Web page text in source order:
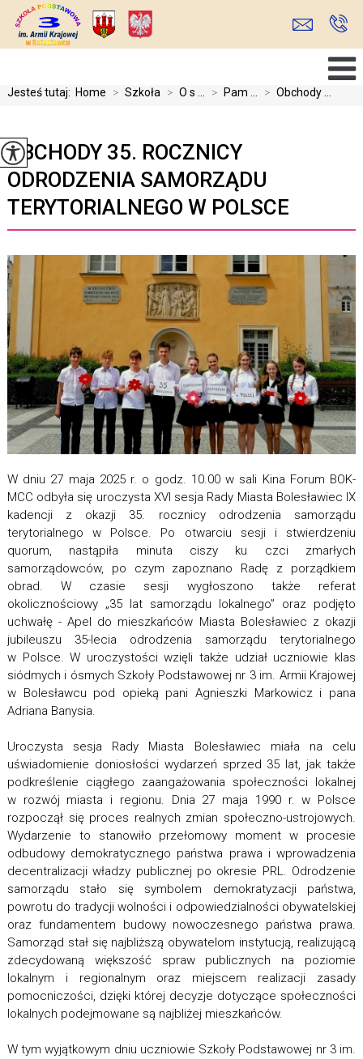
Jesteś tutaj: Home > Szkoła > O s ... > Pam ... > Obchody ...
OBCHODY 35. ROCZNICY
ODRODZENIA SAMORZĄDU
TERYTORIALNEGO W POLSCE
W dniu 27 maja 2025 r. o godz. 10.00 w sali Kina Forum BOK-
MCC odbyła się uroczysta XVI sesja Rady Miasta Bolesławiec IX
kadencji z okazji 35. rocznicy odrodzenia samorządu
terytorialnego w Polsce. Po otwarciu sesji i stwierdzeniu
quorum, nastąpiła minuta ciszy ku czci zmarłych
samorządowców, po czym zapoznano Radę z porządkiem
obrad. W czasie sesji wygłoszono także referat
okolicznościowy „35 lat samorządu lokalnego” oraz podjęto
uchwałę - Apel do mieszkańców Miasta Bolesławiec z okazji
jubileuszu 35-lecia odrodzenia samorządu terytorialnego
w Polsce. W uroczystości wzięli także udział uczniowie klas
siódmych i ósmych Szkoły Podstawowej nr 3 im. Armii Krajowej
w Bolesławcu pod opieką pani Agnieszki Markowicz i pana
Adriana Banysia.
Uroczysta sesja Rady Miasta Bolesławiec miała na celu
uświadomienie doniosłości wydarzeń sprzed 35 lat, jak także
podkreślenie ciągłego zaangażowania społeczności lokalnej
w rozwój miasta i regionu. Dnia 27 maja 1990 r. w Polsce
rozpoczął się proces realnych zmian społeczno-ustrojowych.
Wydarzenie to stanowiło przełomowy moment w procesie
odbudowy demokratycznego państwa prawa i wprowadzenia
decentralizacji władzy publicznej po okresie PRL. Odrodzenie
samorządu stało się symbolem demokratyzacji państwa,
powrotu do tradycji wolności i odpowiedzialności obywatelskiej
oraz fundamentem budowy nowoczesnego państwa prawa.
Samorząd stał się najbliższą obywatelom instytucją, realizującą
zdecydowaną większość spraw publicznych na poziomie
lokalnym i regionalnym oraz miejscem realizacji zasady
pomocniczości, dzięki której decyzje dotyczące społeczności
lokalnych podejmowane są najbliżej mieszkańców.
W tym wyjątkowym dniu uczniowie Szkoły Podstawowej nr 3 im.